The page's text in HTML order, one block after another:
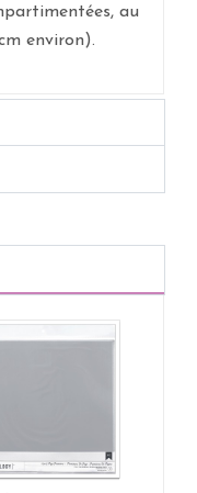
au
environ).